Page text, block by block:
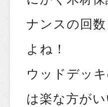
ナンスの回
よね！
ウッドデッ
は楽な方が